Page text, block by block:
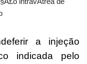
a injeção
indicada pelo